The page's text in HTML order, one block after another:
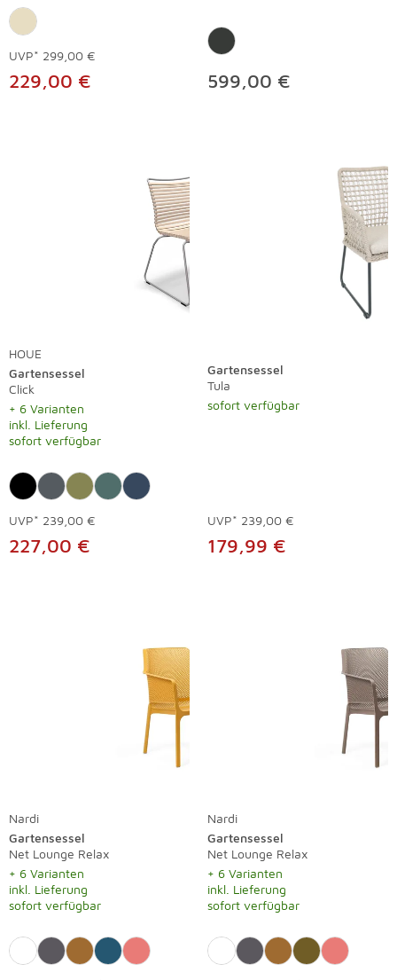
UVP* 299,00 €
229,00 € 599,00 €
HOUE
Gartensessel
Click
+ 6 Varianten
inkl. Lieferung
sofort verfügbar
UVP* 239,00 €
227,00 €
Gartensessel
Tula
sofort verfügbar
UVP* 239,00 €
179,99 €
Nardi
Gartensessel
Net Lounge Relax
+ 6 Varianten
inkl. Lieferung
sofort verfügbar
Nardi
Gartensessel
Net Lounge Relax
+ 6 Varianten
inkl. Lieferung
sofort verfügbar